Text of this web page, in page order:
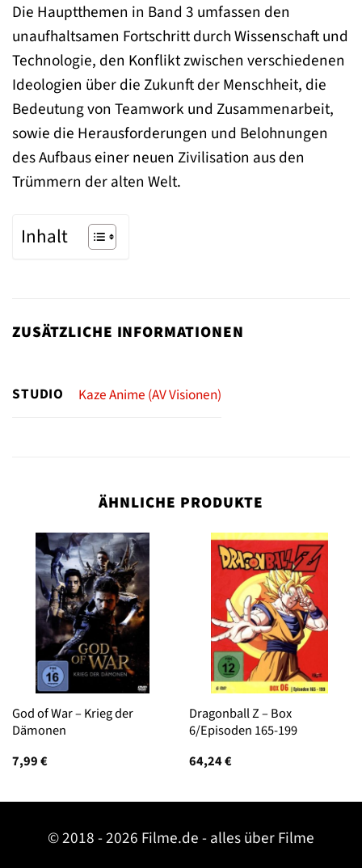
Die Hauptthemen in Band 3 umfassen den
unaufhaltsamen Fortschritt durch Wissenschaft und
Technologie, den Konflikt zwischen verschiedenen
Ideologien über die Zukunft der Menschheit, die
Bedeutung von Teamwork und Zusammenarbeit,
sowie die Herausforderungen und Belohnungen
des Aufbaus einer neuen Zivilisation aus den
Trümmern der alten Welt.
Inhalt
ZUSÄTZLICHE INFORMATIONEN
STUDIO Kaze Anime (AV Visionen)
ÄHNLICHE PRODUKTE
God of War – Krieg der
Dämonen
7,99€
Dragonball Z – Box
6/Episoden 165-199
64,24€
© 2018 - 2026 Filme.de - alles über Filme